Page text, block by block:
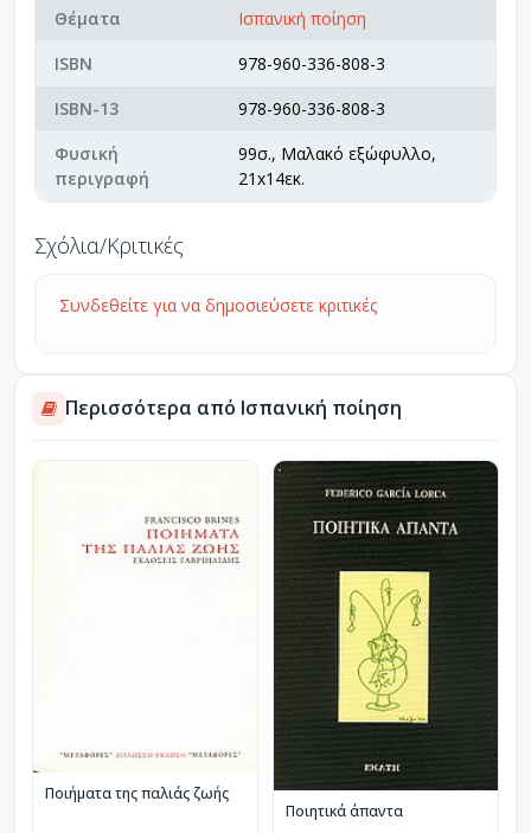
Θέματα
Ισπανική ποίηση
ISBN
978-960-336-808-3
ISBN-13
978-960-336-808-3
Φυσική
περιγραφή
99σ., Μαλακό εξώφυλλο,
21x14εκ.
Σχόλια/Κριτικές
Συνδεθείτε για να δημοσιεύσετε κριτικές
Περισσότερα από Ισπανική ποίηση
Ποιήματα της παλιάς ζωής
Ποιητικά άπαντα